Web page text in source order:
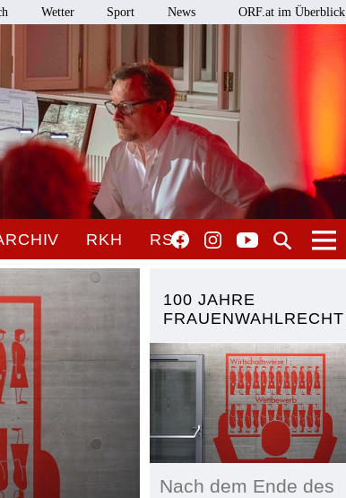
Wetter Sport News ORF.at im Überblick
RKH RSO
100 JAHRE
FRAUENWAHLRECHT
Nach dem Ende des